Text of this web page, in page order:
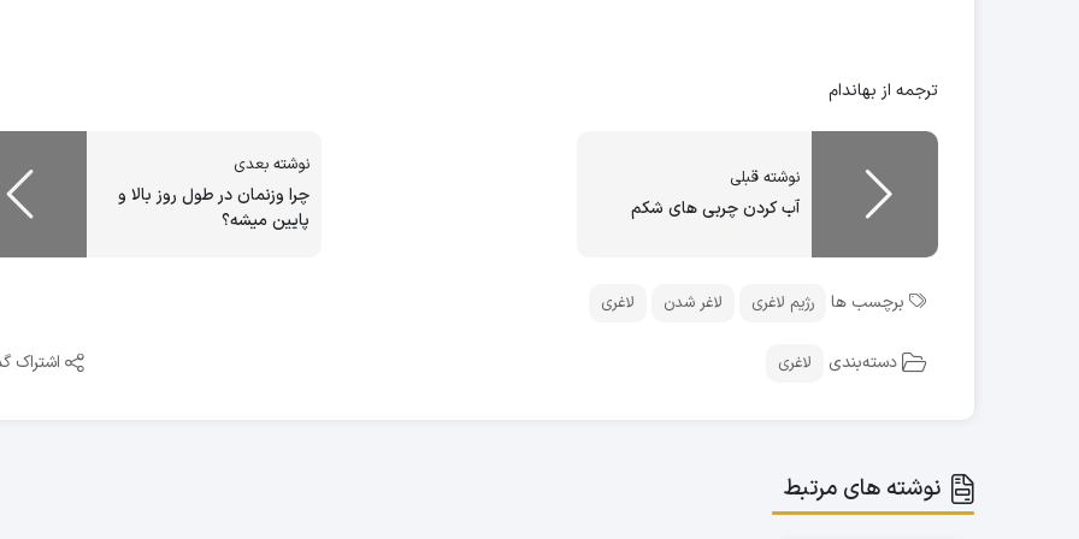
ترجمه از بهاندام
نوشته قبلی
آب کردن چربی های شکم
نوشته بعدی
چرا وزنمان در طول روز بالا و
پایین میشه؟
برچسب ها رژیم لاغری لاغر شدن لاغری
دسته‌بندی لاغری اشتراک
نوشته های مرتبط